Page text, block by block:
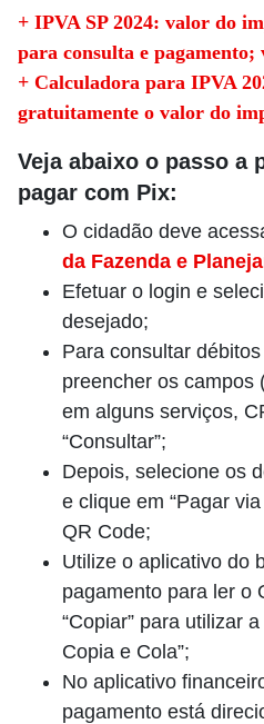
+ IPVA SP 2024: valor do
para consulta e pagamento;
+ Calculadora para IPVA
gratuitamente o valor do
Veja abaixo o passo a
pagar com Pix:
O cidadão deve
da Fazenda e
Efetuar o login e
desejado;
Para consultar
preencher os campos
em alguns serviços,
“Consultar”;
Depois, selecione os
e clique em “Pagar
QR Code;
Utilize o aplicativo do
pagamento para ler o
“Copiar” para utilizar
Copia e Cola”;
No aplicativo
pagamento está